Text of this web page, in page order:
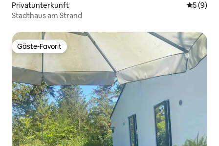
Privatunterkunft
5 (9)
Stadthaus am Strand
Gäste-Favorit
Gäste-Favorit